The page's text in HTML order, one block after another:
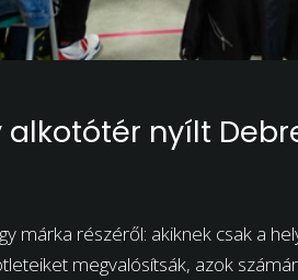
alkotótér nyílt
márka részéről: akiknek csak a
megvalósítsák, azok